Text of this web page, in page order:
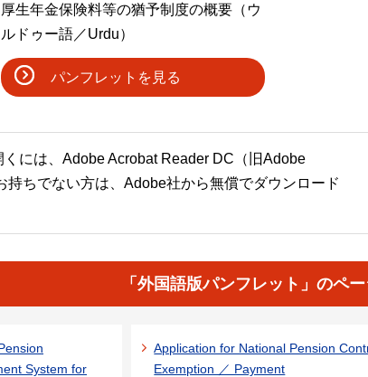
厚生年金保険料等の猶予制度の概要（ウ
ルドゥー語／Urdu）
パンフレットを見る
には、Adobe Acrobat Reader DC（旧Adobe
持ちでない方は、Adobe社から無償でダウンロード
「外国語版パンフレット」のペ
System for
Application for National Pension
Exemption ／ Payment